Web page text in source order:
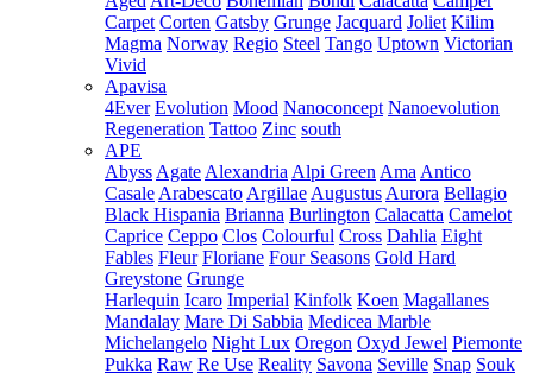
Carpet Corten Gatsby Grunge Jacquard Joliet Kilim
Magma Norway Regio Steel Tango Uptown Victorian
Vivid
Apavisa
4Ever Evolution Mood Nanoconcept Nanoevolution
Regeneration Tattoo Zinc south
APE
Abyss Agate Alexandria Alpi Green Ama Antico
Casale Arabescato Argillae Augustus Aurora Bellagio
Black Hispania Brianna Burlington Calacatta Camelot
Caprice Ceppo Clos Colourful Cross Dahlia Eight
Fables Fleur Floriane Four Seasons Gold Hard
Greystone Grunge
Harlequin Icaro Imperial Kinfolk Koen Magallanes
Mandalay Mare Di Sabbia Medicea Marble
Michelangelo Night Lux Oregon Oxyd Jewel Piemonte
Pukka Raw Re Use Reality Savona Seville Snap Souk